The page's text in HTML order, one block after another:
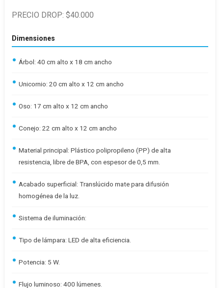
PRECIO DROP: $40.000
Dimensiones
Árbol: 40 cm alto x 18 cm ancho
Unicornio: 20 cm alto x 12 cm ancho
Oso: 17 cm alto x 12 cm ancho
Conejo: 22 cm alto x 12 cm ancho
Material principal: Plástico polipropileno (PP) de alta
resistencia, libre de BPA, con espesor de 0,5 mm.
Acabado superficial: Translúcido mate para difusión
homogénea de la luz.
Sistema de iluminación:
Tipo de lámpara: LED de alta eficiencia.
Potencia: 5 W.
Flujo luminoso: 400 lúmenes.